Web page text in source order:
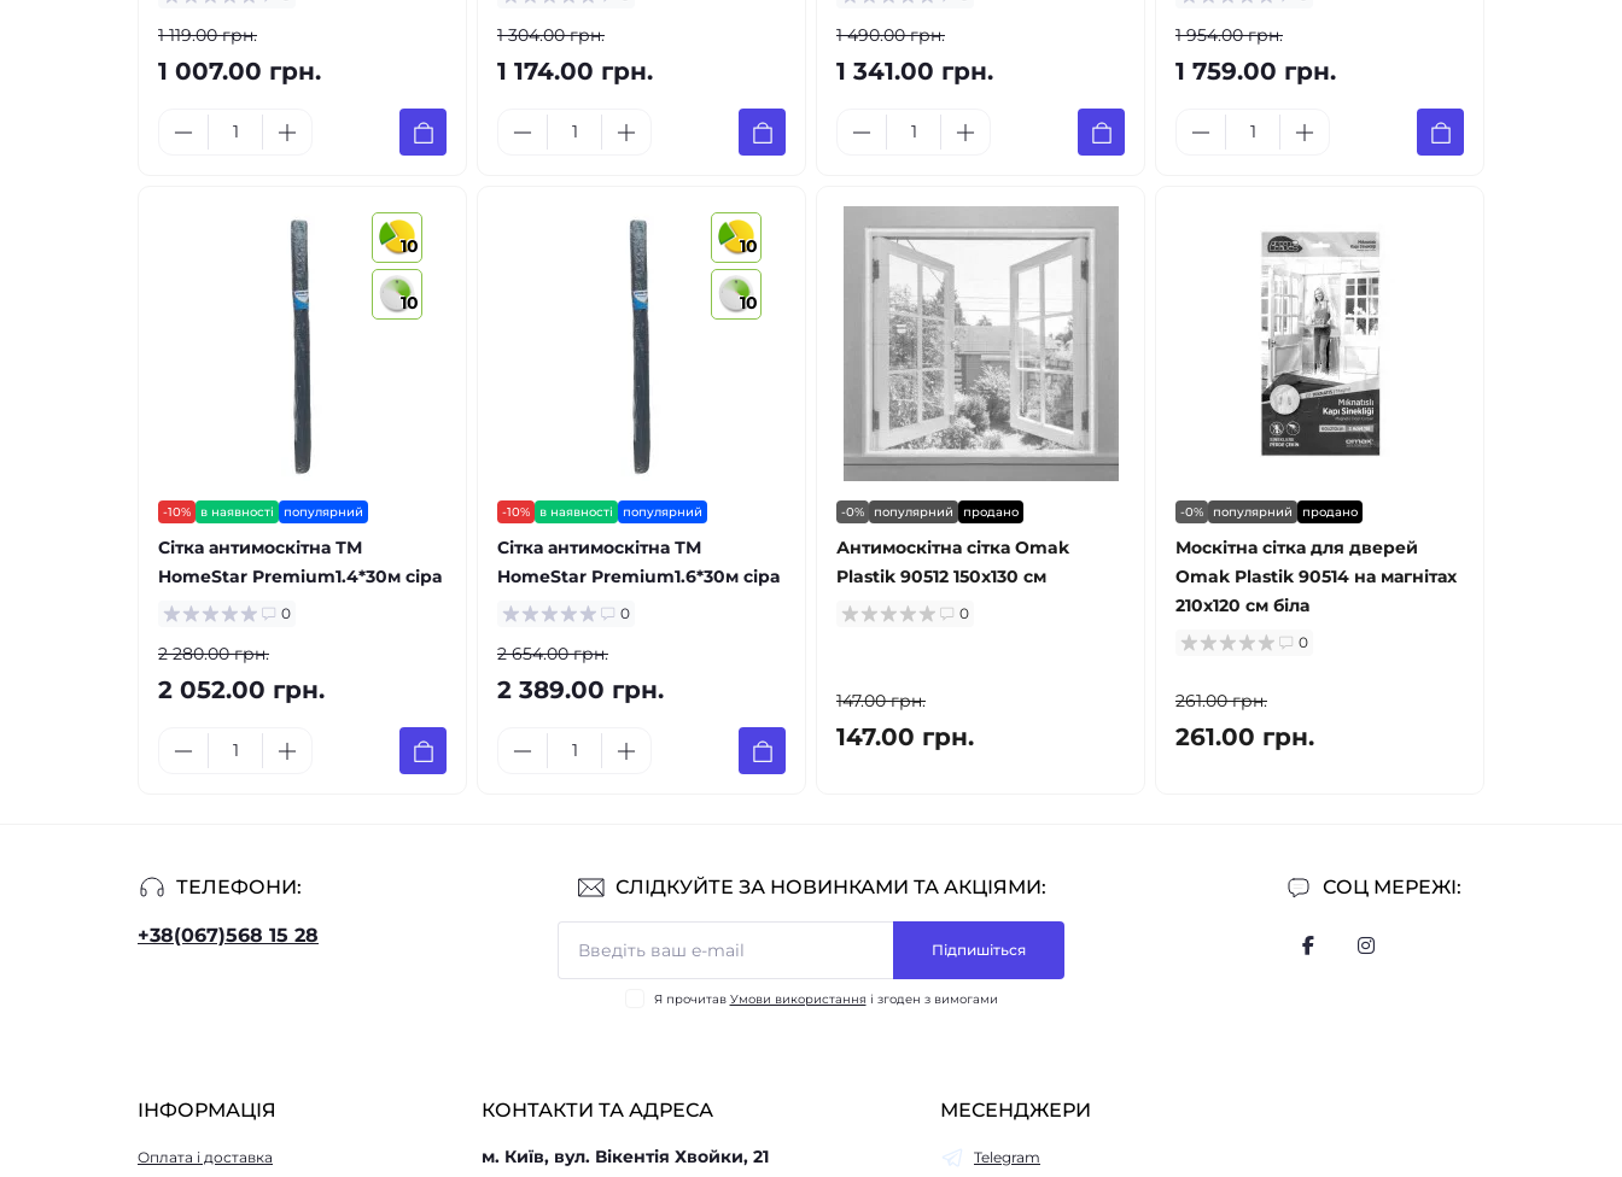
1 119.00 грн.
1 007.00 грн.
1 304.00 грн.
1 174.00 грн.
1 490.00 грн.
1 341.00 грн.
1 954.00 грн.
1 759.00 грн.
10
10
-10% в наявності популярний
Сітка антимоскітна ТМ
HomeStar Premium1.4*30м сіра
0
2 280.00 грн.
2 052.00 грн.
10
10
-10% в наявності популярний
Сітка антимоскітна ТМ
HomeStar Premium1.6*30м сіра
0
2 654.00 грн.
2 389.00 грн.
-0% популярний продано
Антимоскітна сітка Omak
Plastik 90512 150x130 см
0
147.00 грн.
147.00 грн.
-0% популярний продано
Москітна сітка для дверей
Omak Plastik 90514 на магнітах
210x120 см біла
0
261.00 грн.
261.00 грн.
ТЕЛЕФОНИ:
+38(067)568 15 28
СОЦ МЕРЕЖІ:
СЛІДКУЙТЕ ЗА НОВИНКАМИ ТА АКЦІЯМИ:
Підпишіться
Я прочитав Умови використання і згоден з вимогами
ІНФОРМАЦІЯ
Оплата і доставка
КОНТАКТИ ТА АДРЕСА
м. Київ, вул. Вікентія Хвойки, 21
МЕСЕНДЖЕРИ
Telegram